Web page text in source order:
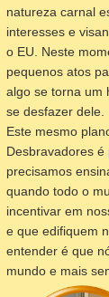
natureza carnal
interesses e
o EU. Neste
pequenos atos
algo se torna um
se desfazer dele.
Este mesmo
Desbravadores é
precisamos
quando todo o
incentivar em
e que edifiquem
entender é que
mundo e mais